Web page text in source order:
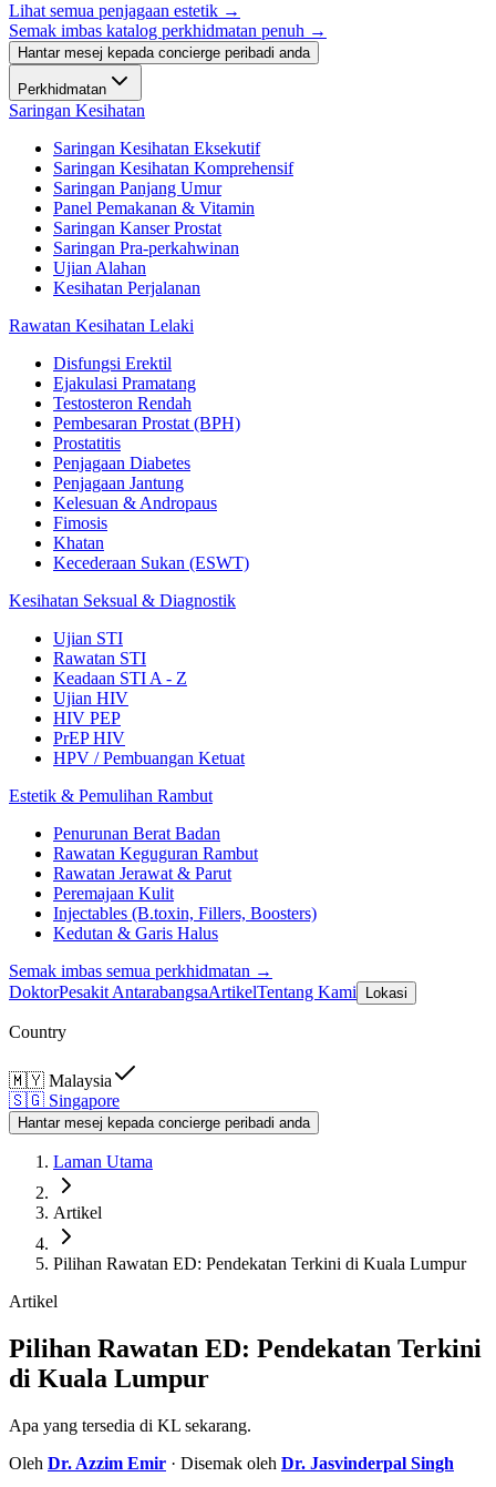
Lihat semua penjagaan estetik →
Semak imbas katalog perkhidmatan penuh →
Hantar mesej kepada concierge peribadi anda
Perkhidmatan
Saringan Kesihatan
Saringan Kesihatan Eksekutif
Saringan Kesihatan Komprehensif
Saringan Panjang Umur
Panel Pemakanan & Vitamin
Saringan Kanser Prostat
Saringan Pra-perkahwinan
Ujian Alahan
Kesihatan Perjalanan
Rawatan Kesihatan Lelaki
Disfungsi Erektil
Ejakulasi Pramatang
Testosteron Rendah
Pembesaran Prostat (BPH)
Prostatitis
Penjagaan Diabetes
Penjagaan Jantung
Kelesuan & Andropaus
Fimosis
Khatan
Kecederaan Sukan (ESWT)
Kesihatan Seksual & Diagnostik
Ujian STI
Rawatan STI
Keadaan STI A - Z
Ujian HIV
HIV PEP
PrEP HIV
HPV / Pembuangan Ketuat
Estetik & Pemulihan Rambut
Penurunan Berat Badan
Rawatan Keguguran Rambut
Rawatan Jerawat & Parut
Peremajaan Kulit
Injectables (B.toxin, Fillers, Boosters)
Kedutan & Garis Halus
Semak imbas semua perkhidmatan →
DoktorPesakit AntarabangsaArtikelTentang Kami Lokasi
Country
🇲🇾 Malaysia
🇸🇬 Singapore
Hantar mesej kepada concierge peribadi anda
Laman Utama
Artikel
Pilihan Rawatan ED: Pendekatan Terkini di Kuala Lumpur
Artikel
Pilihan Rawatan ED: Pendekatan Terkini
di Kuala Lumpur
Apa yang tersedia di KL sekarang.
Oleh Dr. Azzim Emir · Disemak oleh Dr. Jasvinderpal Singh